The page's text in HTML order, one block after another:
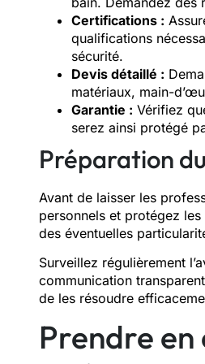
Certifications :
qualifications
sécurité.
Devis détaillé :
matériaux, main-
Garantie : Vérifiez
serez ainsi protégé
Préparation
Avant de laisser les
personnels et protégez
des éventuelles
Surveillez régulièrement
communication
de les résoudre
Prendre